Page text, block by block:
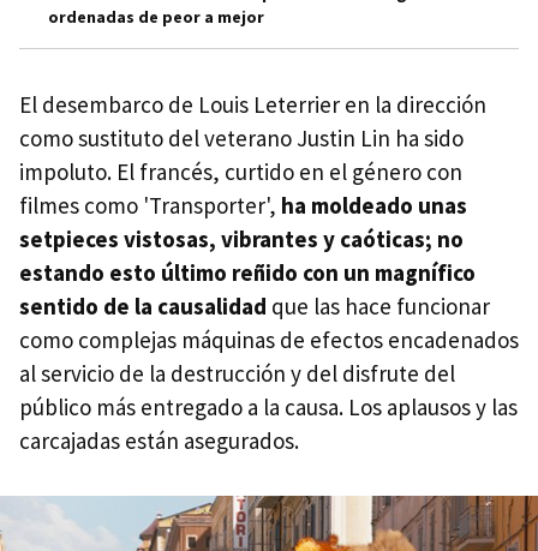
ordenadas de peor a mejor
El desembarco de Louis Leterrier en la dirección
como sustituto del veterano Justin Lin ha sido
impoluto. El francés, curtido en el género con
filmes como 'Transporter', ha moldeado unas
setpieces vistosas, vibrantes y caóticas; no
estando esto último reñido con un magnífico
sentido de la causalidad que las hace funcionar
como complejas máquinas de efectos encadenados
al servicio de la destrucción y del disfrute del
público más entregado a la causa. Los aplausos y las
carcajadas están asegurados.